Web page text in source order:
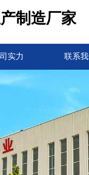
制造厂家
实力 联系